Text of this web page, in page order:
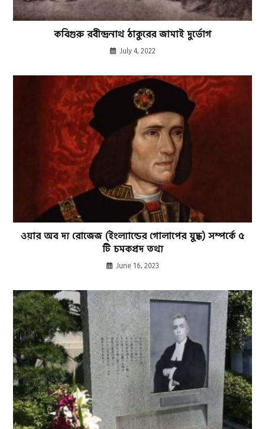
কবিগুরু রবীন্দ্রনাথ ঠাকুরের জামাই দুর্ভোগ
July 4, 2022
ওয়ার অব দ্য রোজেজ (ইংল্যান্ডের গোলাপের যুদ্ধ) সম্পর্কে ৫
টি চমকপ্রদ তথ্য
June 16, 2023